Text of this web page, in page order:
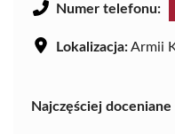
Numer telefonu:
Lokalizacja:Armii
Najczęściej